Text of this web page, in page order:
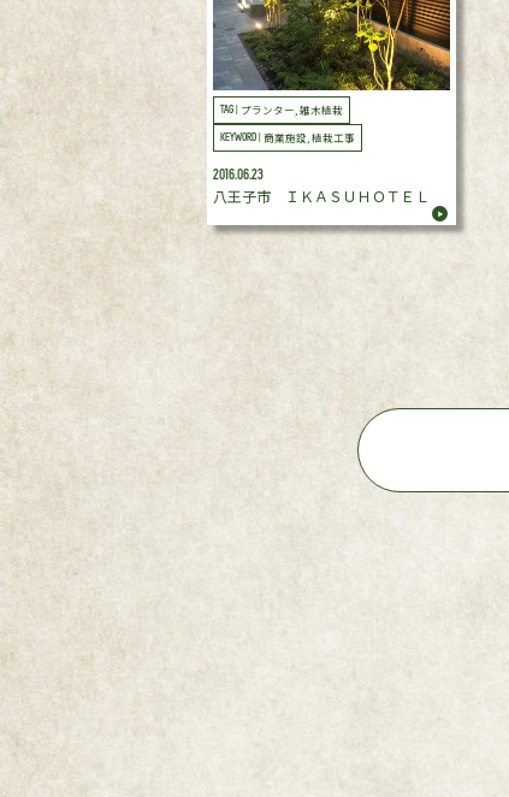
TAG | プランター, 雑木植栽
KEYWORD | 商業施設, 植栽工事
2016.06.23
八王子市 ＩＫＡＳＵＨＯＴＥＬ